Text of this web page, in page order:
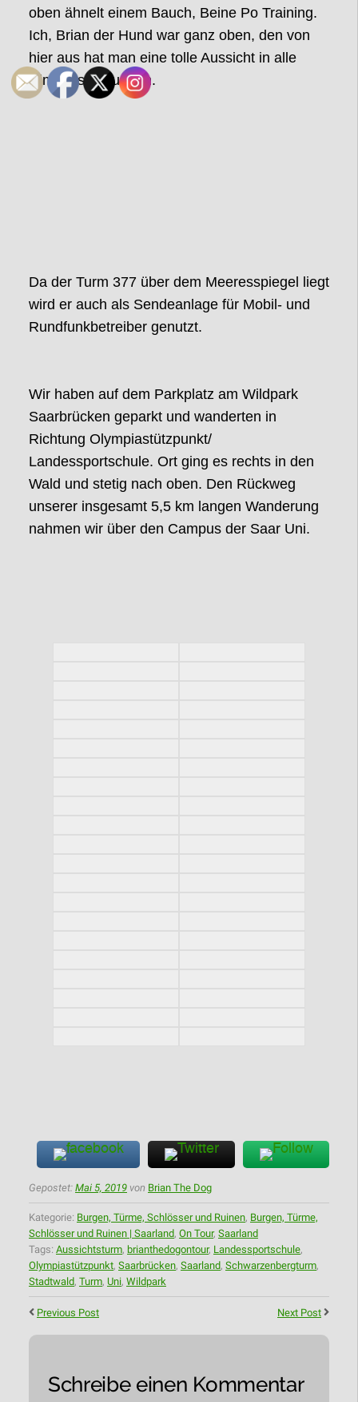
oben ähnelt einem Bauch, Beine Po Training.
Ich, Brian der Hund war ganz oben, den von
hier aus hat man eine tolle Aussicht in alle
Himmelsrichtungen.
Da der Turm 377 über dem Meeresspiegel liegt
wird er auch als Sendeanlage für Mobil- und
Rundfunkbetreiber genutzt.
Wir haben auf dem Parkplatz am Wildpark
Saarbrücken geparkt und wanderten in
Richtung Olympiastützpunkt/
Landessportschule. Ort ging es rechts in den
Wald und stetig nach oben. Den Rückweg
unserer insgesamt 5,5 km langen Wanderung
nahmen wir über den Campus der Saar Uni.
Gepostet: Mai 5, 2019 von Brian The Dog
Kategorie: Burgen, Türme, Schlösser und Ruinen, Burgen, Türme,
Schlösser und Ruinen | Saarland, On Tour, Saarland
Tags: Aussichtsturm, brianthedogontour, Landessportschule,
Olympiastützpunkt, Saarbrücken, Saarland, Schwarzenbergturm,
Stadtwald, Turm, Uni, Wildpark
Previous Post Next Post
Schreibe einen Kommentar